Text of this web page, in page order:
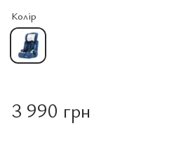
Колір
3 990 грн